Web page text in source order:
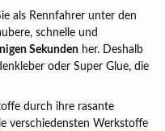
als Rennfahrer unter den
schnelle und
Sekunden her. Deshalb
oder Super Glue, die
durch ihre rasante
verschiedensten Werkstoffe